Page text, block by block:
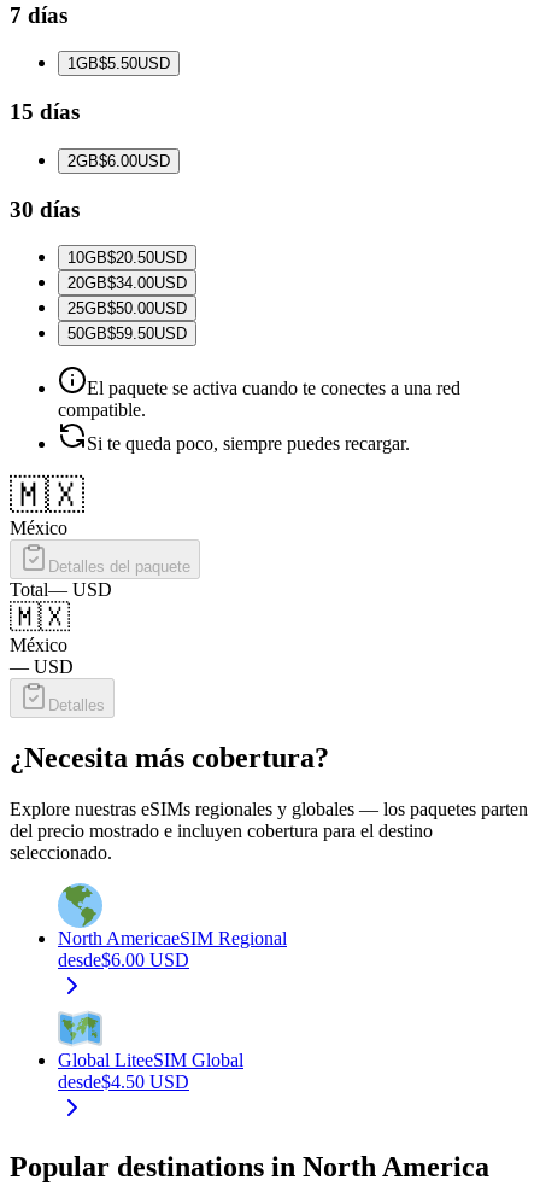
7 días
1GB$5.50USD
15 días
2GB$6.00USD
30 días
10GB$20.50USD
20GB$34.00USD
25GB$50.00USD
50GB$59.50USD
El paquete se activa cuando te conectes a una red
compatible.
Si te queda poco, siempre puedes recargar.
🇲🇽
México
Detalles del paquete
Total— USD
🇲🇽
México
— USD
Detalles
¿Necesita más cobertura?
Explore nuestras eSIMs regionales y globales — los paquetes parten
del precio mostrado e incluyen cobertura para el destino
seleccionado.
North AmericaeSIM Regional
desde$6.00 USD
Global LiteeSIM Global
desde$4.50 USD
Popular destinations in North America